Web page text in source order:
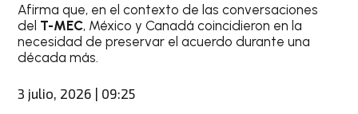
Afirma que, en el contexto de las conversaciones
del T-MEC, México y Canadá coincidieron en la
necesidad de preservar el acuerdo durante una
década más.
3 julio, 2026 | 09:25